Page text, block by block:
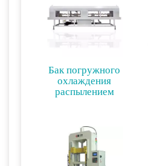
Бак погружного
охлаждения
распылением